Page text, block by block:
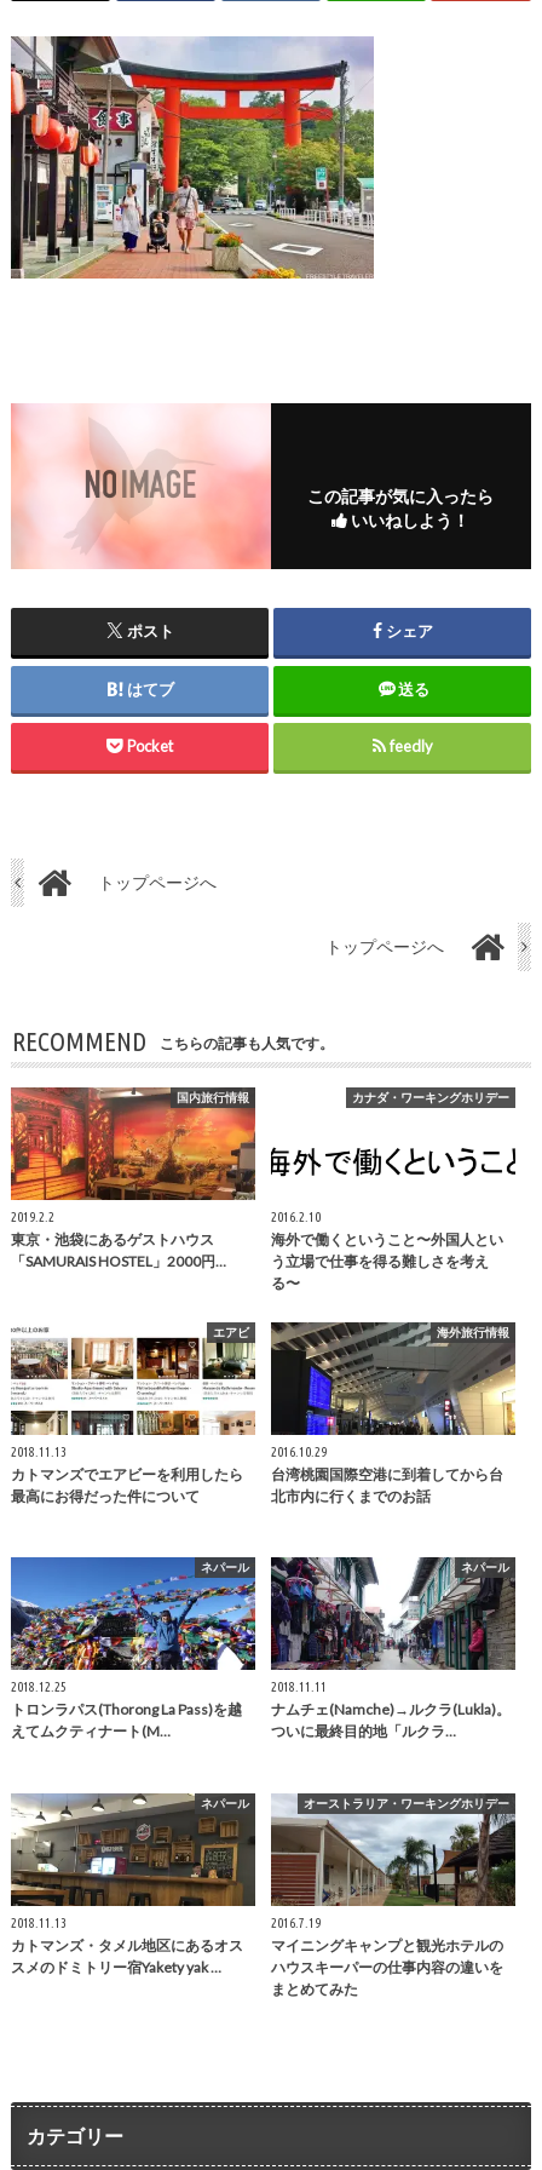
この記事が気に入ったら
いいねしよう！
ポスト シェア
はてブ 送る
Pocket feedly
トップページへ
トップページへ
RECOMMEND こちらの記事も人気です。
国内旅行情報
2019.2.2
東京・池袋にあるゲストハウス
「SAMURAIS HOSTEL」2000円…
カナダ・ワーキングホリデー
2016.2.10
海外で働くということ〜外国人とい
う立場で仕事を得る難しさを考え
る〜
エアビ
2018.11.13
カトマンズでエアビーを利用したら
最高にお得だった件について
海外旅行情報
2016.10.29
台湾桃園国際空港に到着してから台
北市内に行くまでのお話
ネパール
2018.12.25
トロンラパス(Thorong La Pass)を越
えてムクティナート(M…
ネパール
2018.11.11
ナムチェ(Namche)→ルクラ(Lukla)。
ついに最終目的地「ルクラ…
ネパール
2018.11.13
カトマンズ・タメル地区にあるオス
スメのドミトリー宿Yakety yak …
オーストラリア・ワーキングホリデー
2016.7.19
マイニングキャンプと観光ホテルの
ハウスキーパーの仕事内容の違いを
まとめてみた
カテゴリー